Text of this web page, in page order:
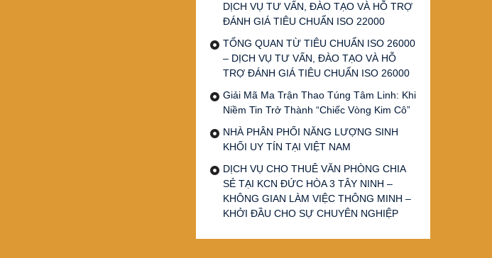
DỊCH VỤ TƯ VẤN, ĐÀO TẠO VÀ HỖ TRỢ
ĐÁNH GIÁ TIÊU CHUẨN ISO 22000
TỔNG QUAN TỪ TIÊU CHUẨN ISO 26000
– DỊCH VỤ TƯ VẤN, ĐÀO TẠO VÀ HỖ
TRỢ ĐÁNH GIÁ TIÊU CHUẨN ISO 26000
Giải Mã Ma Trận Thao Túng Tâm Linh: Khi
Niềm Tin Trở Thành “Chiếc Vòng Kim Cô”
NHÀ PHÂN PHỐI NĂNG LƯỢNG SINH
KHỐI UY TÍN TẠI VIỆT NAM
DỊCH VỤ CHO THUÊ VĂN PHÒNG CHIA
SẺ TẠI KCN ĐỨC HÒA 3 TÂY NINH –
KHÔNG GIAN LÀM VIỆC THÔNG MINH –
KHỞI ĐẦU CHO SỰ CHUYÊN NGHIỆP